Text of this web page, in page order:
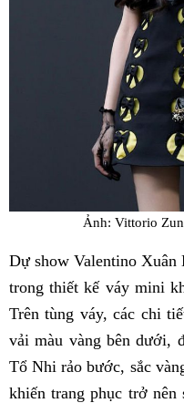
Ảnh: Vittorio
Dự show Valentino Xuân
trong thiết kế váy mini
Trên tùng váy, các chi
vải màu vàng bên dưới,
Tổ Nhi rảo bước, sắc
khiến trang phục trở